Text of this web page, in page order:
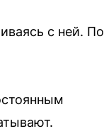
с ней. По